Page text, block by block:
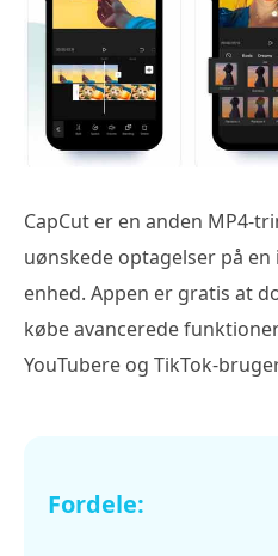
CapCut er en anden MP4-
uønskede optagelser på
enhed. Appen er gratis at
købe avancerede
YouTubere og TikTok-
Fordele: